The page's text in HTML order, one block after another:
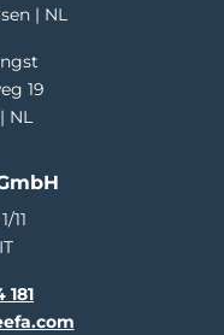
| NL
19
NL
11
181